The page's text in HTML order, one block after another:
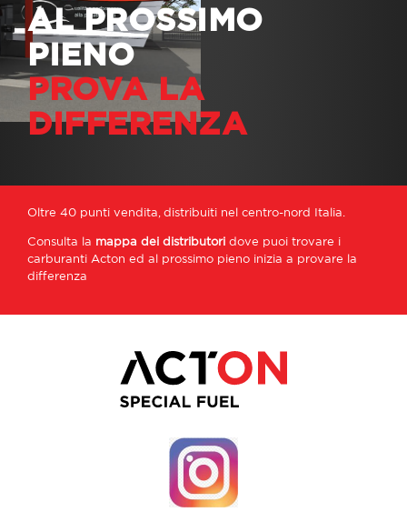
AL PROSSIMO
PIENO
PROVA LA
DIFFERENZA
Oltre 40 punti vendita, distribuiti nel centro-nord Italia.
Consulta la mappa dei distributori dove puoi trovare i
carburanti Acton ed al prossimo pieno inizia a provare la
differenza